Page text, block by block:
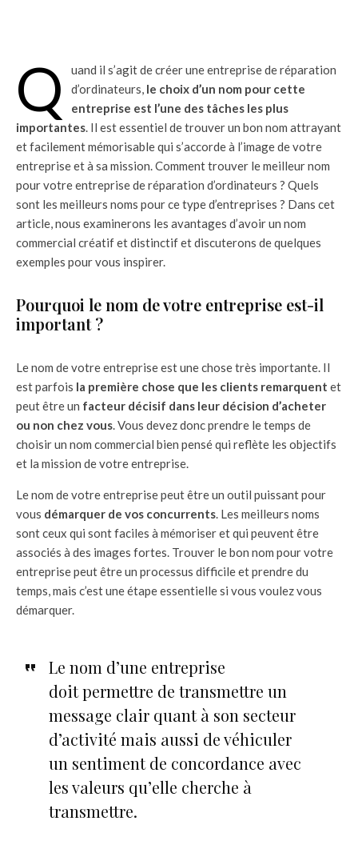
Q
uand il s’agit de créer une entreprise de réparation
d’ordinateurs, le choix d’un nom pour cette
entreprise est l’une des tâches les plus
importantes . Il est essentiel de trouver un bon nom attrayant
et facilement mémorisable qui s’accorde à l’image de votre
entreprise et à sa mission. Comment trouver le meilleur nom
pour votre entreprise de réparation d’ordinateurs ? Quels
sont les meilleurs noms pour ce type d’entreprises ? Dans cet
article, nous examinerons les avantages d’avoir un nom
commercial créatif et distinctif et discuterons de quelques
exemples pour vous inspirer.
Pourquoi le nom de votre entreprise est-il
important ?
Le nom de votre entreprise est une chose très importante. Il
est parfois la première chose que les clients remarquent et
peut être un facteur décisif dans leur décision d’acheter
ou non chez vous . Vous devez donc prendre le temps de
choisir un nom commercial bien pensé qui reflète les objectifs
et la mission de votre entreprise.
Le nom de votre entreprise peut être un outil puissant pour
vous démarquer de vos concurrents . Les meilleurs noms
sont ceux qui sont faciles à mémoriser et qui peuvent être
associés à des images fortes. Trouver le bon nom pour votre
entreprise peut être un processus difficile et prendre du
temps, mais c’est une étape essentielle si vous voulez vous
démarquer.
Le nom d’une entreprise
doit permettre de transmettre un
message clair quant à son secteur
d’activité mais aussi de véhiculer
un sentiment de concordance avec
les valeurs qu’elle cherche à
transmettre.